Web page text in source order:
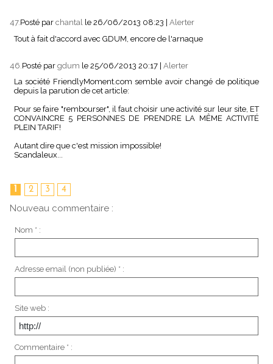
47.Posté par chantal le 26/06/2013 08:23
Alerter
Tout à fait d'accord avec GDUM, encore de l'arnaque
46. Posté par gdum le 25/06/2013 20:17 | Alerter
La société FriendlyMoment.com semble avoir changé de politique
depuis la parution de cet article:
Pour se faire "rembourser", il faut choisir une activité sur leur site, ET
CONVAINCRE 5 PERSONNES DE PRENDRE LA MÊME ACTIVITÉ
PLEIN TARIF!
Autant dire que c'est mission impossible!
Scandaleux...
2 3 4
Nouveau commentaire :
Nom * :
Adresse email (non publiée) * :
Site web :
Commentaire * :